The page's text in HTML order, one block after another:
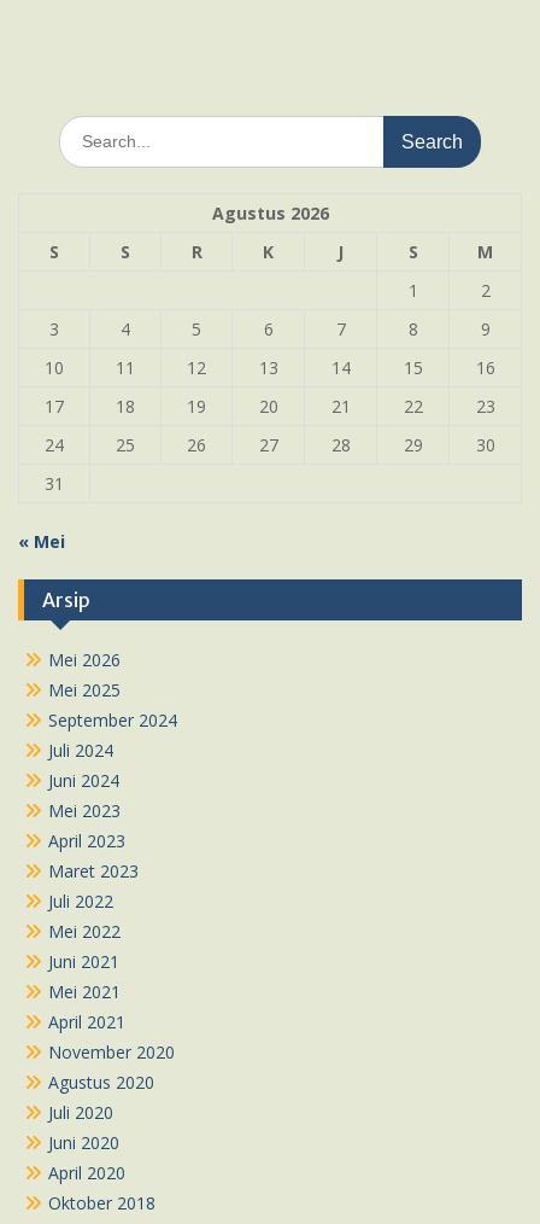
Search
for:
Agustus 2026
S
S R K J S
M
1
2
3
4 5 6 7 8
9
10
11 12 13 14 15
16
17
18 19 20 21 22
23
24
25 26 27 28 29
30
31
« Mei
Arsip
Mei 2026
Mei 2025
September 2024
Juli 2024
Juni 2024
Mei 2023
April 2023
Maret 2023
Juli 2022
Mei 2022
Juni 2021
Mei 2021
April 2021
November 2020
Agustus 2020
Juli 2020
Juni 2020
April 2020
Oktober 2018